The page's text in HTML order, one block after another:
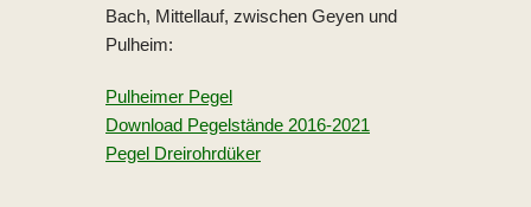
Bach, Mittellauf, zwischen Geyen und
Pulheim:
Pulheimer Pegel
Download Pegelstände 2016-2021
Pegel Dreirohrdüker